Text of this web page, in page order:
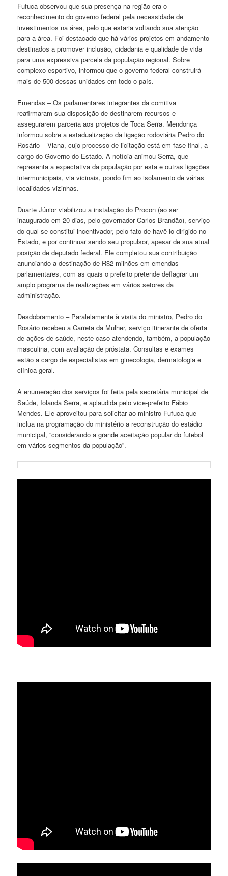
Fufuca observou que sua presença na região era o
reconhecimento do governo federal pela necessidade de
investimentos na área, pelo que estaria voltando sua atenção
para a área. Foi destacado que há vários projetos em andamento
destinados a promover inclusão, cidadania e qualidade de vida
para uma expressiva parcela da população regional. Sobre
complexo esportivo, informou que o governo federal construirá
mais de 500 dessas unidades em todo o país.
Emendas – Os parlamentares integrantes da comitiva
reafirmaram sua disposição de destinarem recursos e
assegurarem parceria aos projetos de Toca Serra. Mendonça
informou sobre a estadualização da ligação rodoviária Pedro do
Rosário – Viana, cujo processo de licitação está em fase final, a
cargo do Governo do Estado. A notícia animou Serra, que
representa a expectativa da população por esta e outras ligações
intermunicipais, via vicinais, pondo fim ao isolamento de várias
localidades vizinhas.
Duarte Júnior viabilizou a instalação do Procon (ao ser
inaugurado em 20 dias, pelo governador Carlos Brandão), serviço
do qual se constitui incentivador, pelo fato de havê-lo dirigido no
Estado, e por continuar sendo seu propulsor, apesar de sua atual
posição de deputado federal. Ele completou sua contribuição
anunciando a destinação de R$2 milhões em emendas
parlamentares, com as quais o prefeito pretende deflagrar um
amplo programa de realizações em vários setores da
administração.
Desdobramento – Paralelamente à visita do ministro, Pedro do
Rosário recebeu a Carreta da Mulher, serviço itinerante de oferta
de ações de saúde, neste caso atendendo, também, a população
masculina, com avaliação de próstata. Consultas e exames
estão a cargo de especialistas em ginecologia, dermatologia e
clínica-geral.
A enumeração dos serviços foi feita pela secretária municipal de
Saúde, Iolanda Serra, e aplaudida pelo vice-prefeito Fábio
Mendes. Ele aproveitou para solicitar ao ministro Fufuca que
inclua na programação do ministério a reconstrução do estádio
municipal, “considerando a grande aceitação popular do futebol
em vários segmentos da população”.